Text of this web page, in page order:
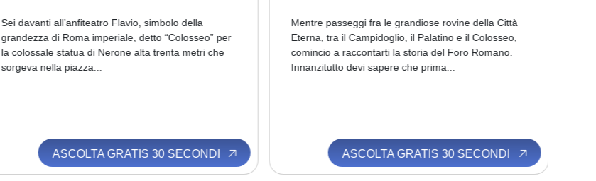
Sei davanti all’anfiteatro Flavio, simbolo della
grandezza di Roma imperiale, detto “Colosseo” per
la colossale statua di Nerone alta trenta metri che
sorgeva nella piazza...
ASCOLTA GRATIS 30 SECONDI
Mentre passeggi fra le grandiose rovine della Città
Eterna, tra il Campidoglio, il Palatino e il Colosseo,
comincio a raccontarti la storia del Foro Romano.
Innanzitutto devi sapere che prima...
ASCOLTA GRATIS 30 SECONDI